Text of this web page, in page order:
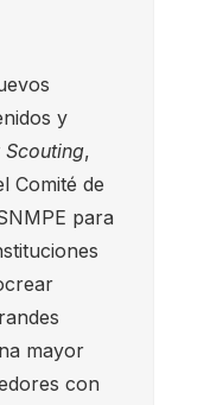
y
Scouting,
Comité de
para
mayor
con